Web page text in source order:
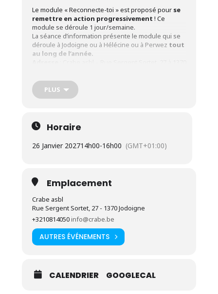
Le module « Reconnecte-toi » est proposé pour se
remettre en action progressivement ! Ce
module se déroule 1 jour/semaine.
La séance d’information présente le module qui se
déroule à Jodoigne ou à Hélécine ou à Perwez tout
au long de l’année.
A qui s’adresse ces modules de formation ?
Le candidat doit :
secondaire inférieur au maximum –
FOREM ou demandeur d’emploi indemnisé
depuis au moins 18 mois dans les 24 mois qui
précèdent l’entrée en formation.
Aimer travailler en équipe
Envie d’apprendre et de partager ses
PLUS
Horaire
26 Janvier 202714h00-16h00 (GMT+01:00)
Emplacement
Crabe asbl
Rue Sergent Sortet, 27 - 1370 Jodoigne
+3210814050info@crabe.be
AUTRES ÉVÉNEMENTS
CALENDRIER GOOGLECAL